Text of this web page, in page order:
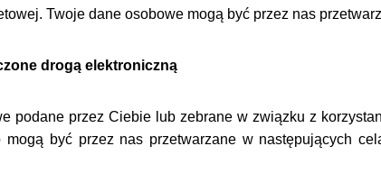
Twoje dane osobowe mogą być przez nas
drogą elektroniczną
podane przez Ciebie lub zebrane w związku z
mogą być przez nas przetwarzane w następujących